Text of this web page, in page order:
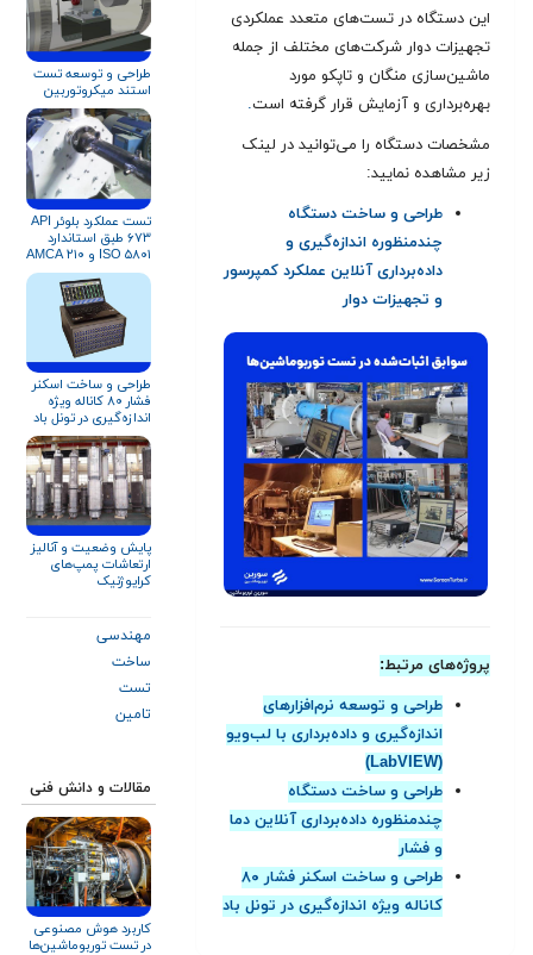
این دستگاه در تست‌های متعدد عملکردی
تجهیزات دوار شرکت‌های مختلف از جمله
ماشین‌سازی منگان و تاپکو مورد
بهره‌برداری و آزمایش قرار گرفته است.
مشخصات دستگاه را می‌توانید در لینک
زیر مشاهده نمایید:
طراحی و ساخت دستگاه
چندمنظوره اندازه‌گیری و
داده‌برداری آنلاین عملکرد کمپرسور
و تجهیزات دوار
پروژه‌های مرتبط:
طراحی و توسعه نرم‌افزارهای
اندازه‌گیری و داده‌برداری با لب‌ویو
(LabVIEW)
طراحی و ساخت دستگاه
چندمنظوره داده‌برداری آنلاین دما
و فشار
طراحی و ساخت اسکنر فشار ۸۰
کاناله ویژه اندازه‌گیری در تونل باد
طراحی و توسعه تست
استند میکروتوربین
تست عملکرد بلوئر API
۶۷۳ طبق استاندارد
ISO ۵۸۰۱ و AMCA ۲۱۰
طراحی و ساخت اسکنر
فشار ۸۰ کاناله ویژه
اندازه‌گیری در تونل باد
پایش وضعیت و آنالیز
ارتعاشات پمپ‌های
کرایوژنیک
مهندسی
ساخت
تست
تامین
مقالات و دانش فنی
کاربرد هوش مصنوعی
در تست توربوماشین‌ها